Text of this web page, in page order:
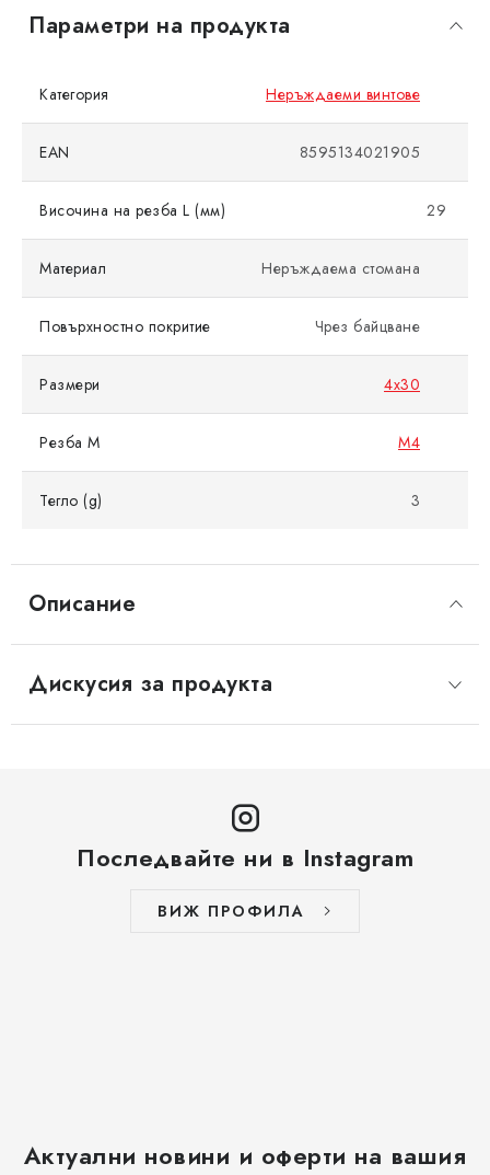
Описание
Параметри на продукта
Категория Неръждаеми винтове
EAN 8595134021905
Височина на резба L (мм) 29
Материал Неръждаема стомана
Повърхностно покритие Чрез байцване
Размери 4x30
Резба M M4
Тегло (g) 3
Дискусия за продукта
Последвайте ни в Instagram
ВИЖ ПРОФИЛА
Актуални новини и оферти на вашия